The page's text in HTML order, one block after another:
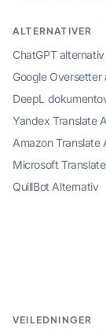
ALTERNATIVER
ChatGPT alternativ
Google Oversetter
DeepL
Yandex Translate
Amazon Translate
Microsoft
QuillBot Alternativ
VEILEDNINGER